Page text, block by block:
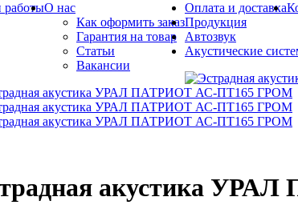
О нас
Как оформить заказ
Гарантия на товар
Статьи
Вакансии
Оплата и доставка
Продукция
Автозвук
Акустические
акустика